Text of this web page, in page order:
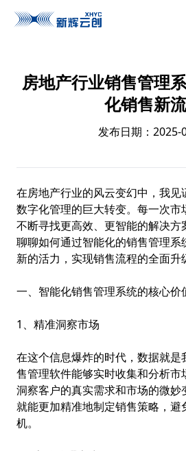
房地产行业销售管理
化销售新
发布日期：2025-
在房地产行业的风云变幻中，我见
数字化管理的巨大转变。每一次市
不断寻找更高效、更智能的解决方
聊聊如何通过智能化的销售管理系
新的活力，实现销售流程的全面升
一、智能化销售管理系统的核心价
1、精准洞察市场
在这个信息爆炸的时代，数据就是
售管理软件能够实时收集和分析市
洞察客户的真实需求和市场的微妙
就能更加精准地制定销售策略，避
机。